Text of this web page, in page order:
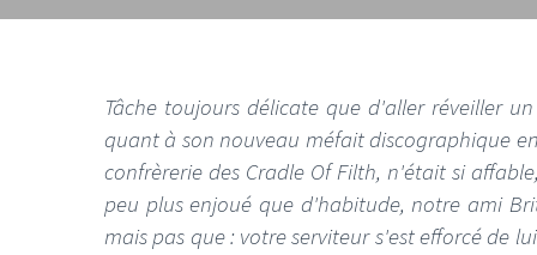
Tâche toujours délicate que d'aller réveiller
quant à son nouveau méfait discographique
confrèrerie des Cradle Of Filth, n'était si
peu plus enjoué que d'habitude, notre ami
mais pas que : votre serviteur s'est efforcé de